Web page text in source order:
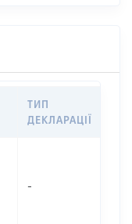
ТИП
ДЕКЛАРАЦІЇ
-